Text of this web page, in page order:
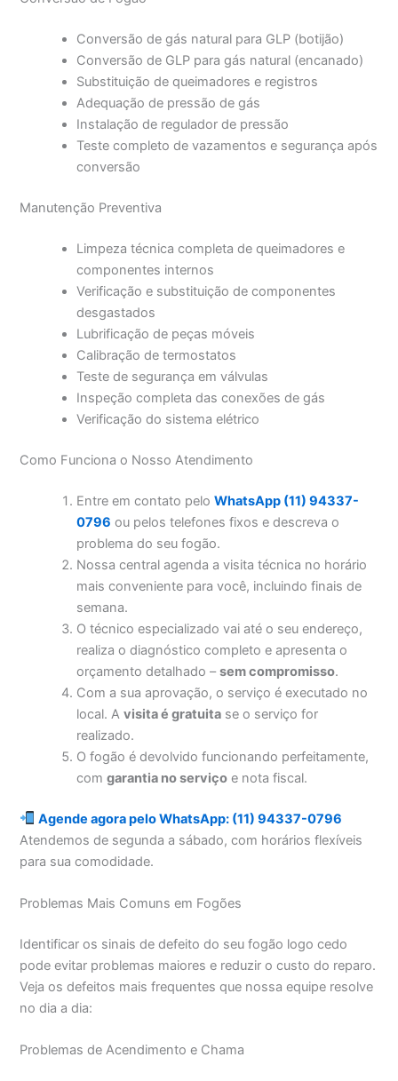
Conversão de gás natural para GLP (botijão)
Conversão de GLP para gás natural (encanado)
Substituição de queimadores e registros
Adequação de pressão de gás
Instalação de regulador de pressão
Teste completo de vazamentos e segurança após
conversão
Manutenção Preventiva
Limpeza técnica completa de queimadores e
componentes internos
Verificação e substituição de componentes
desgastados
Lubrificação de peças móveis
Calibração de termostatos
Teste de segurança em válvulas
Inspeção completa das conexões de gás
Verificação do sistema elétrico
Como Funciona o Nosso Atendimento
Entre em contato peloWhatsApp (11) 94337-
0796 ou pelos telefones fixos e descreva o
problema do seu fogão.
Nossa central agenda a visita técnica no horário
mais conveniente para você, incluindo finais de
semana.
O técnico especializado vai até o seu endereço,
realiza o diagnóstico completo e apresenta o
orçamento detalhado –sem compromisso.
Com a sua aprovação, o serviço é executado no
local. Avisita é gratuita se o serviço for
realizado.
O fogão é devolvido funcionando perfeitamente,
comgarantia no serviço e nota fiscal.
Agende agora pelo WhatsApp: (11) 94337-0796
Atendemos de segunda a sábado, com horários flexíveis
para sua comodidade.
Problemas Mais Comuns em Fogões
Identificar os sinais de defeito do seu fogão logo cedo
pode evitar problemas maiores e reduzir o custo do reparo.
Veja os defeitos mais frequentes que nossa equipe resolve
no dia a dia:
Problemas de Acendimento e Chama